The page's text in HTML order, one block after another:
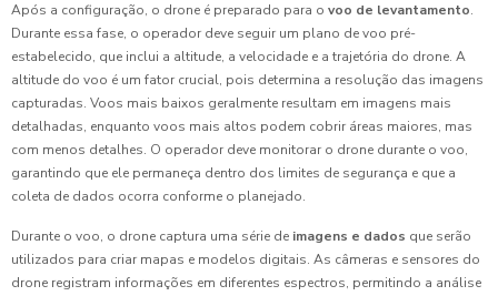
Após a configuração, o drone é preparado para o voo de levantamento.
Durante essa fase, o operador deve seguir um plano de voo pré-
estabelecido, que inclui a altitude, a velocidade e a trajetória do drone. A
altitude do voo é um fator crucial, pois determina a resolução das imagens
capturadas. Voos mais baixos geralmente resultam em imagens mais
detalhadas, enquanto voos mais altos podem cobrir áreas maiores, mas
com menos detalhes. O operador deve monitorar o drone durante o voo,
garantindo que ele permaneça dentro dos limites de segurança e que a
coleta de dados ocorra conforme o planejado.
Durante o voo, o drone captura uma série de imagens e dados que serão
utilizados para criar mapas e modelos digitais. As câmeras e sensores do
drone registram informações em diferentes espectros, permitindo a análise